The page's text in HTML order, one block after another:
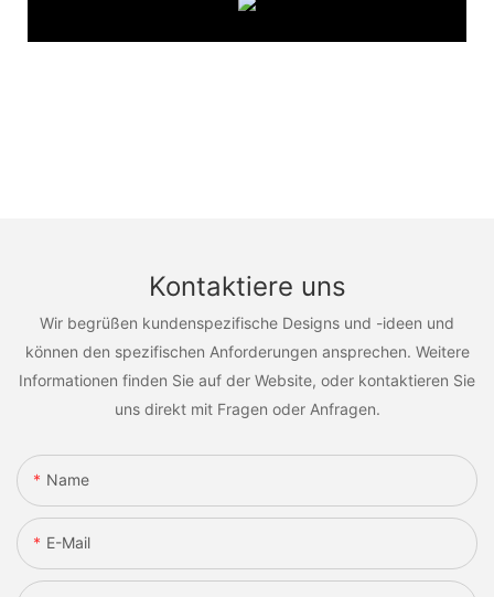
Kontaktiere uns
Wir begrüßen kundenspezifische Designs und -ideen und
können den spezifischen Anforderungen ansprechen. Weitere
Informationen finden Sie auf der Website, oder kontaktieren Sie
uns direkt mit Fragen oder Anfragen.
Name
E-Mail